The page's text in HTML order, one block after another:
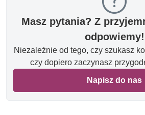
Masz pytania? Z
odpowiemy!
Niezależnie od tego, czy szukasz
czy dopiero zaczynasz
Napisz do nas